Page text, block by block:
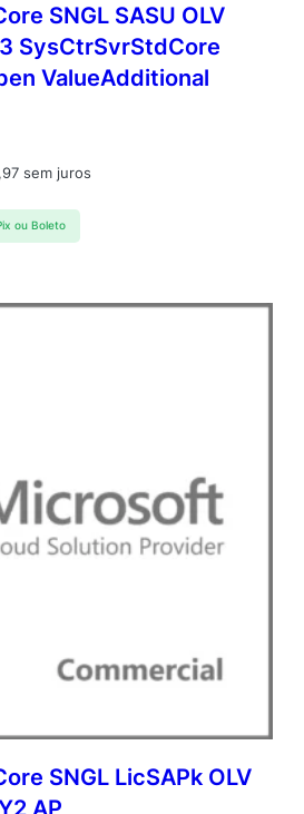
SNGL SASU OLV
SysCtrSvrStdCore
ValueAdditional
sem juros
ou Boleto
SNGL LicSAPk OLV
AP